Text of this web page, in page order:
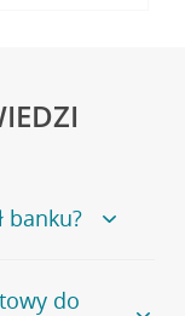
banku?
na
do